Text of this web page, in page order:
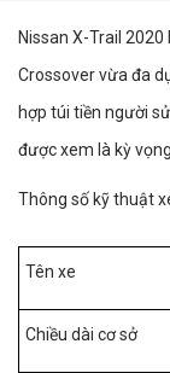
Nissan X-Trail
Crossover vừa đa
hợp túi tiền người
được xem là kỳ
Thông số kỹ thuật
Tên xe
Chiều dài cơ sở